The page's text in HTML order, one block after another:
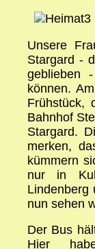
Unsere
Stargard -
geblieben
können.
Frühstück,
Bahnhof
Stargard.
merken,
kümmern
nur in
Lindenberg
nun sehen
Der Bus
Hier